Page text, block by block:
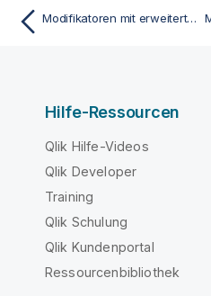
Modifikatoren mit erweiterter Suche
Hilfe-Ressourcen
Qlik Hilfe-Videos
Qlik Developer
Training
Qlik Schulung
Qlik Kundenportal
Ressourcenbibliothek